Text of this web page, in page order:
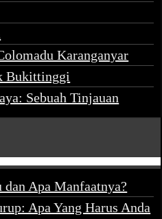
Karanganyar
Bukittinggi
Sebuah Tinjauan
Apa Manfaatnya?
Apa Yang Harus Anda